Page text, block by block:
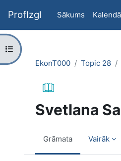
ProfIzgl Sākums
Atvērt kursu indeksu
EkonT000
Topic 28
Svetlana
Grāmata Vairāk